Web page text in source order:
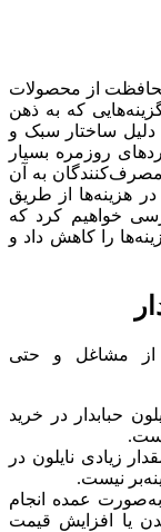
محافظت از محصولات
که به ذهن
دلیل ساختار سبک و
روزمره بسیار
به آن
هزینه‌ها از طریق
خواهیم کرد که
را کاهش داد و
از مشاغل و حتی
حبابدار در خرید
زیادی نایلون در
نیست.
عمده انجام
یا افزایش قیمت